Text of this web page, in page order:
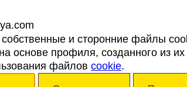
и сторонние файлы
основе профиля, созданного из
файлов cookie.